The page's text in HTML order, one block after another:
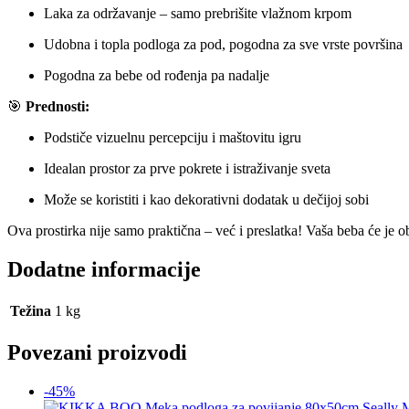
Laka za održavanje – samo prebrišite vlažnom krpom
Udobna i topla podloga za pod, pogodna za sve vrste površina
Pogodna za bebe od rođenja pa nadalje
🎯 Prednosti:
Podstiče vizuelnu percepciju i maštovitu igru
Idealan prostor za prve pokrete i istraživanje sveta
Može se koristiti i kao dekorativni dodatak u dečijoj sobi
Ova prostirka nije samo praktična – već i preslatka! Vaša beba će je
Dodatne informacije
Težina 1 kg
Povezani proizvodi
-45%